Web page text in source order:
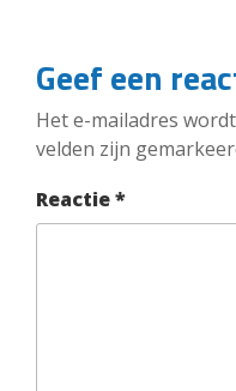
Geef een
Het e-mailadres
velden zijn
Reactie*